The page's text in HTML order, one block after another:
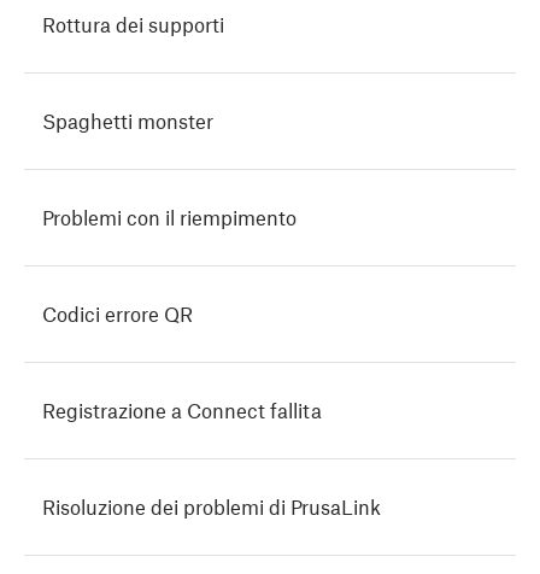
Rottura dei supporti
Spaghetti monster
Problemi con il riempimento
Codici errore QR
Registrazione a Connect fallita
Risoluzione dei problemi di PrusaLink